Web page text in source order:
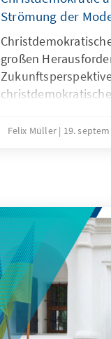
Strömung der
großen
Ministerpräsident
Felix Müller 19.